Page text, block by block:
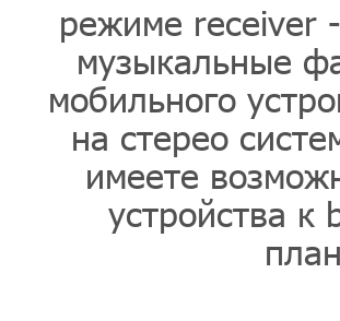
режиме receiver
музыкальные
мобильного
на стерео
имеете
устройства